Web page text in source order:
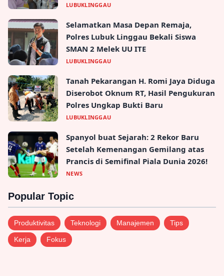
LUBUKLINGGAU
Selamatkan Masa Depan Remaja,
Polres Lubuk Linggau Bekali Siswa
SMAN 2 Melek UU ITE
LUBUKLINGGAU
Tanah Pekarangan H. Romi Jaya Diduga
Diserobot Oknum RT, Hasil Pengukuran
Polres Ungkap Bukti Baru
LUBUKLINGGAU
Spanyol buat Sejarah: 2 Rekor Baru
Setelah Kemenangan Gemilang atas
Prancis di Semifinal Piala Dunia 2026!
NEWS
Popular Topic
Produktivitas Teknologi Manajemen Tips
Kerja Fokus